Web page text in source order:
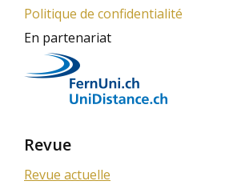
Politique de confidentialité
En partenariat
Revue
Revue actuelle